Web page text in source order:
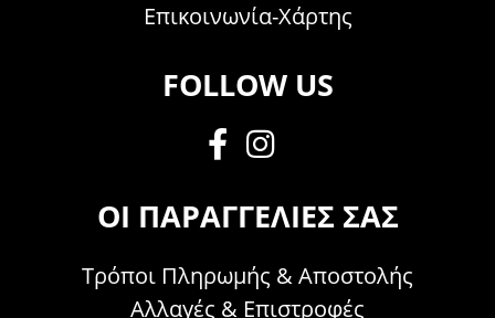
Επικοινωνία-Χάρτης
FOLLOW US
ΟΙ ΠΑΡΑΓΓΕΛΊΕΣ ΣΑΣ
Τρόποι Πληρωμής & Αποστολής
Αλλαγές & Επιστροφές